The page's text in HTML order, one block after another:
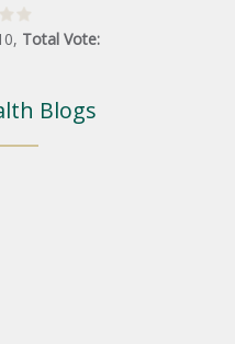
, Total Vote:
Blogs